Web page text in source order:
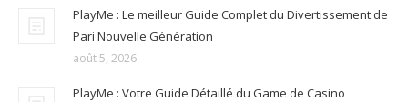
PlayMe : Le meilleur Guide Complet du Divertissement de
Pari Nouvelle Génération
août 5, 2026
PlayMe : Votre Guide Détaillé du Game de Casino